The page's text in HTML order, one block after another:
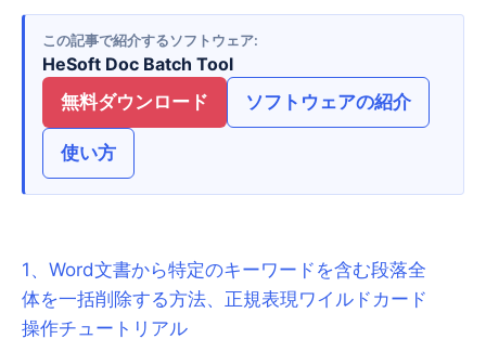
この記事で紹介するソフトウェア
HeSoft Doc Batch Tool
無料ダウンロード
ソフトウェアの紹介
使い方
1 、 Word文書から特定のキーワードを含む段落全
体を一括削除する方法、正規表現ワイルドカード
操作チュートリアル